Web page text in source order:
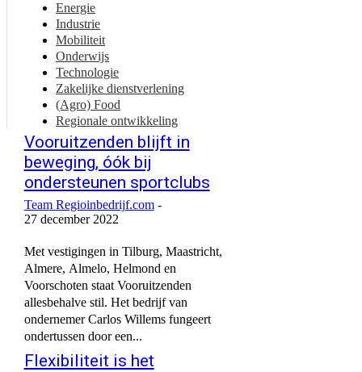
Energie
Industrie
Mobiliteit
Onderwijs
Technologie
Zakelijke dienstverlening
(Agro) Food
Regionale ontwikkeling
Vooruitzenden blijft in
beweging, óók bij
ondersteunen sportclubs
Team Regioinbedrijf.com -
27 december 2022
Met vestigingen in Tilburg, Maastricht,
Almere, Almelo, Helmond en
Voorschoten staat Vooruitzenden
allesbehalve stil. Het bedrijf van
ondernemer Carlos Willems fungeert
ondertussen door een...
Flexibiliteit is het